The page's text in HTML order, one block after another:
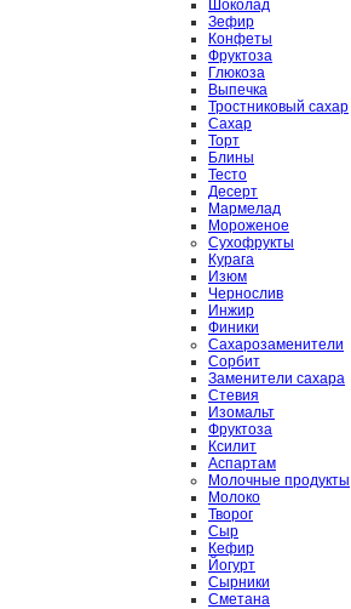
Шоколад
Зефир
Конфеты
Фруктоза
Глюкоза
Выпечка
Тростниковый сахар
Сахар
Торт
Блины
Тесто
Десерт
Мармелад
Мороженое
Сухофрукты
Курага
Изюм
Чернослив
Инжир
Финики
Сахарозаменители
Сорбит
Заменители сахара
Стевия
Изомальт
Фруктоза
Ксилит
Аспартам
Молочные продукты
Молоко
Творог
Сыр
Кефир
Йогурт
Сырники
Сметана